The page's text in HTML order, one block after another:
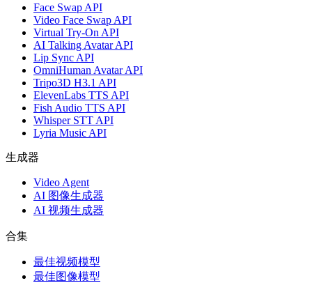
Face Swap API
Video Face Swap API
Virtual Try-On API
AI Talking Avatar API
Lip Sync API
OmniHuman Avatar API
Tripo3D H3.1 API
ElevenLabs TTS API
Fish Audio TTS API
Whisper STT API
Lyria Music API
生成器
Video Agent
AI 图像生成器
AI 视频生成器
合集
最佳视频模型
最佳图像模型